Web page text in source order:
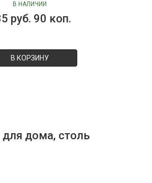
В НАЛИЧИИ
руб. 90 коп.
В КОРЗИНУ
для дома, столь